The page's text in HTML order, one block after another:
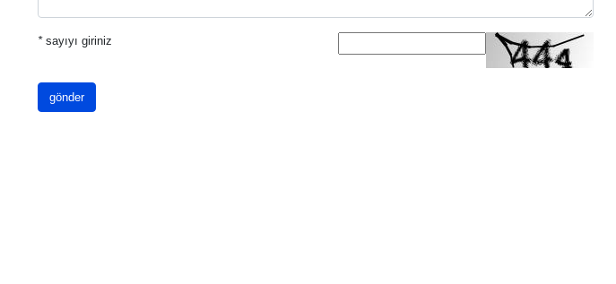
*sayıyı giriniz
gönder